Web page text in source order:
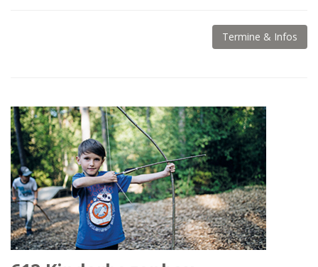
Termine & Infos